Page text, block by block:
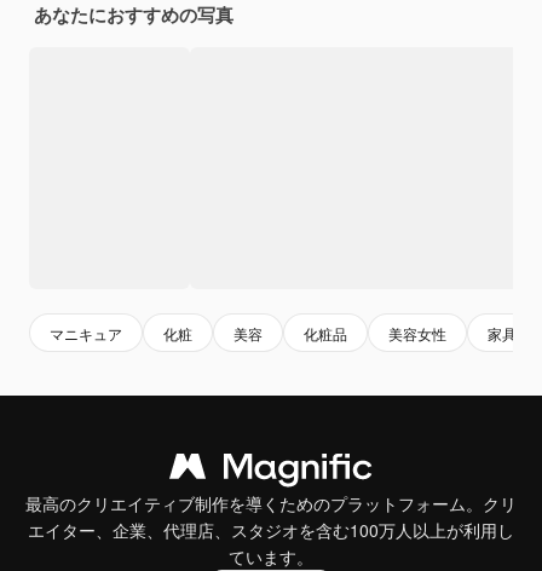
あなたにおすすめの写真
マニキュア 化粧 美容 化粧品 美容女性 家具
最高のクリエイティブ制作を導くためのプラットフォーム。クリ
エイター、企業、代理店、スタジオを含む100万人以上が利用し
ています。